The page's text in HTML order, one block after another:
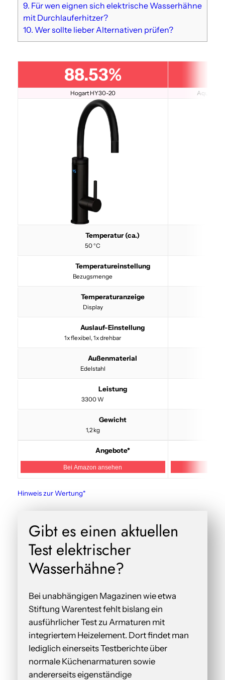
9. Für wen eignen sich elektrische Wasserhähne
mit Durchlauferhitzer?
10. Wer sollte lieber Alternativen prüfen?
88.53%
Hogart HY30-20 Aquadon
Temperatur (ca.)
50 °C
Temperatureinstellung
Bezugsmenge
Temperaturanzeige
Display
Auslauf-Einstellung
1x flexibel, 1x drehbar
Außenmaterial
Edelstahl
Leistung
3300 W
Gewicht
1,2 kg
Angebote*
Bei Amazon ansehen
Hinweis zur Wertung*
Gibt es einen aktuellen
Test elektrischer
Wasserhähne?
Bei unabhängigen Magazinen wie etwa
Stiftung Warentest fehlt bislang ein
ausführlicher Test zu Armaturen mit
integriertem Heizelement. Dort findet man
lediglich einerseits Testberichte über
normale Küchenarmaturen sowie
andererseits eigenständige